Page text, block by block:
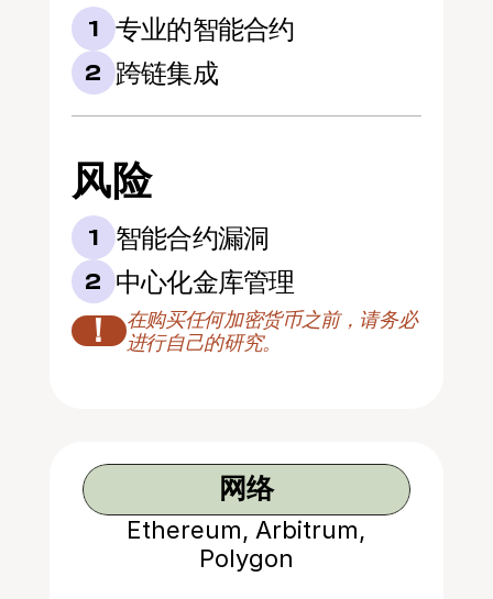
1 专业的智能合约
2 跨链集成
风险
1 智能合约漏洞
2 中心化金库管理
！
在购买任何加密货币之前，请务必
进行自己的研究。
网络
Ethereum, Arbitrum,
Polygon